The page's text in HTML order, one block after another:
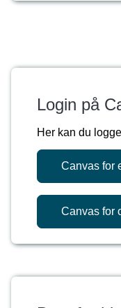
Login på
Her kan du
Canvas for
Canvas for